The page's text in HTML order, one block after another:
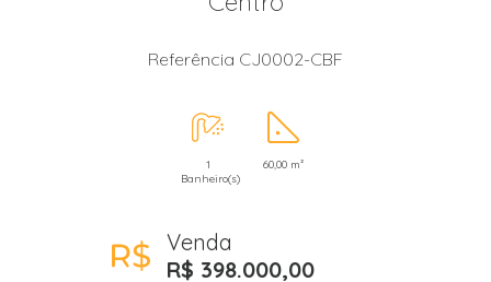
Referência CJ0002-CBF
1
Banheiro(s)
60,00 m²
Venda
R$ 398.000,00